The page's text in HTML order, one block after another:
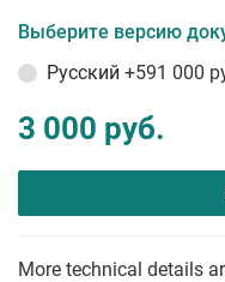
Выберите версию
Русский +591 000
3 000 руб.
More technical details